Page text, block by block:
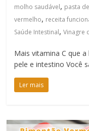
molho saudável, pasta
vermelho, receita
Saúde Intestinal,Vinagre
Mais vitamina C que
pele e intestino Você
Ler mais